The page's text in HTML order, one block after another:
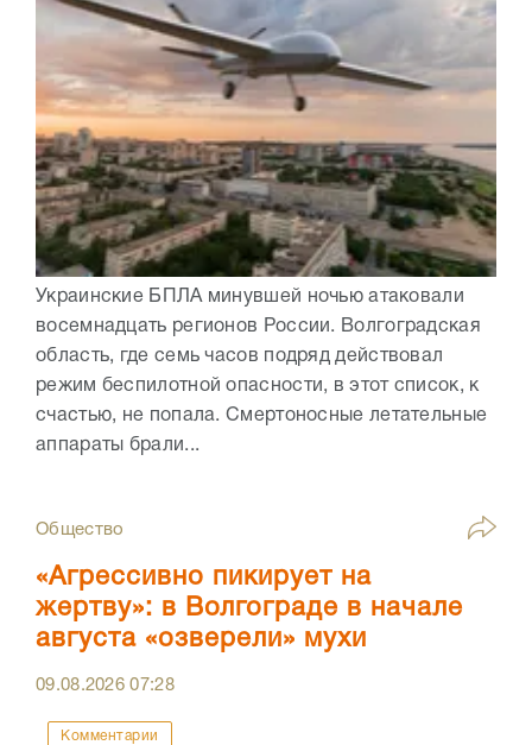
Украинские БПЛА минувшей ночью атаковали
восемнадцать регионов России. Волгоградская
область, где семь часов подряд действовал
режим беспилотной опасности, в этот список, к
счастью, не попала. Смертоносные летательные
аппараты брали...
Общество
«Агрессивно пикирует на
жертву»: в Волгограде в начале
августа «озверели» мухи
09.08.202607:28
Комментарии